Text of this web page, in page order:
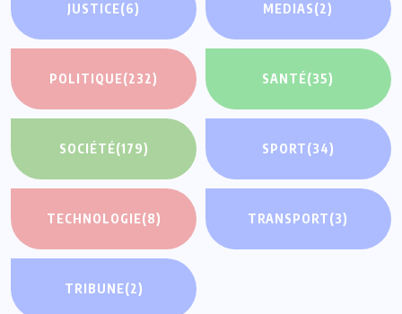
JUSTICE(6) MEDIAS(2)
POLITIQUE(232) SANTÉ(35)
SOCIÉTÉ(179) SPORT(34)
TECHNOLOGIE(8) TRANSPORT(3)
TRIBUNE(2)